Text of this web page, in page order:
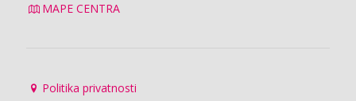
MAPE CENTRA
Politika privatnosti